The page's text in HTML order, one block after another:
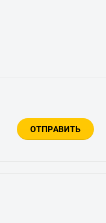
ОТПРАВИТЬ